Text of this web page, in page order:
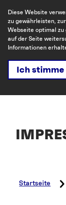
Diese Website
zu gewährleisten,
Webseite optimal zu
auf der Seite
Informationen
Ich stimme
Startseite